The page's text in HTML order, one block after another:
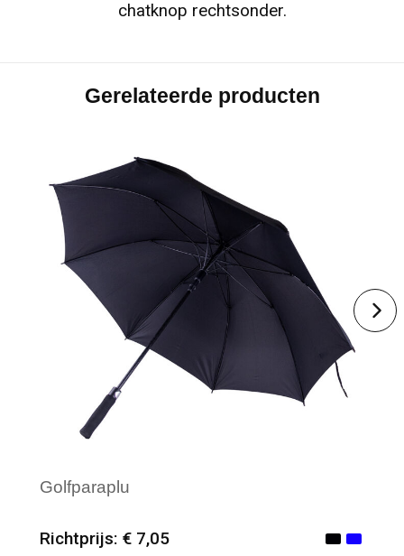
chatknop rechtsonder.
Gerelateerde producten
Golfparaplu
Richtprijs: € 7,05